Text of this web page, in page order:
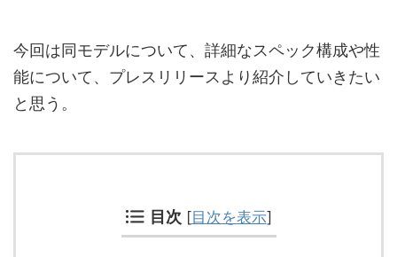
今回は同モデルについて、詳細なスペック構成や性
能について、プレスリリースより紹介していきたい
と思う。
目次 [目次を表示]